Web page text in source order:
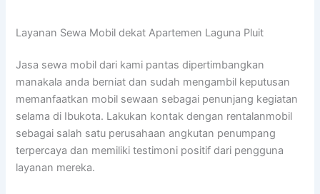
Layanan Sewa Mobil dekat Apartemen Laguna Pluit
Jasa sewa mobil dari kami pantas dipertimbangkan
manakala anda berniat dan sudah mengambil keputusan
memanfaatkan mobil sewaan sebagai penunjang kegiatan
selama di Ibukota. Lakukan kontak dengan rentalanmobil
sebagai salah satu perusahaan angkutan penumpang
terpercaya dan memiliki testimoni positif dari pengguna
layanan mereka.